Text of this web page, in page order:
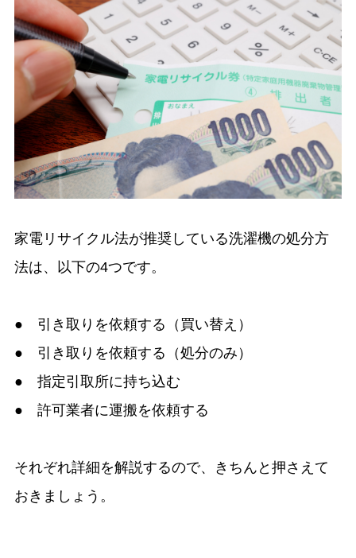
家電リサイクル法が推奨している洗濯機の処分方
法は、以下の4つです。
● 引き取りを依頼する（買い替え）
● 引き取りを依頼する（処分のみ）
● 指定引取所に持ち込む
● 許可業者に運搬を依頼する
それぞれ詳細を解説するので、きちんと押さえて
おきましょう。